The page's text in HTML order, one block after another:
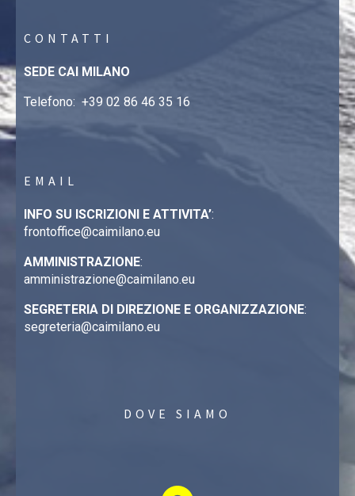
CONTATTI
SEDE CAI MILANO
Telefono: +39 02 86 46 35 16
EMAIL
INFO SU ISCRIZIONI E ATTIVITA’:
frontoffice@caimilano.eu
AMMINISTRAZIONE:
amministrazione@caimilano.eu
SEGRETERIA DI DIREZIONE E ORGANIZZAZIONE:
segreteria@caimilano.eu
DOVE SIAMO